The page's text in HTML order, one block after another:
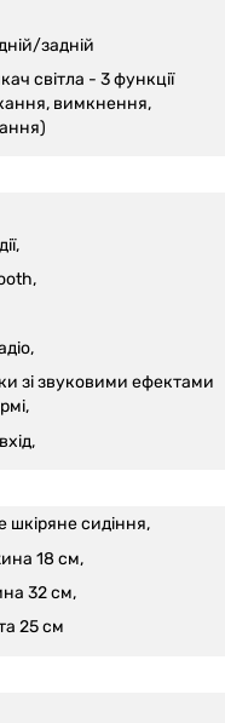
задній
світла - 3 функції
вимкнення,
зі звуковими ефектами
шкіряне сидіння,
18 см,
32 см,
25 см